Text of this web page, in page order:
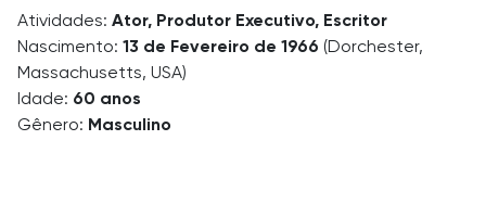
Atividades: Ator, Produtor Executivo, Escritor
Nascimento: 13 de Fevereiro de 1966 (Dorchester,
Massachusetts, USA)
Idade: 60 anos
Gênero: Masculino